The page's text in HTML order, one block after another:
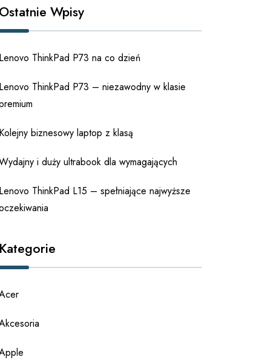
Wpisy
ThinkPad P73 na co dzień
ThinkPad P73 – niezawodny w klasie
biznesowy laptop z klasą
i duży ultrabook dla wymagających
ThinkPad L15 – spełniające najwyższe